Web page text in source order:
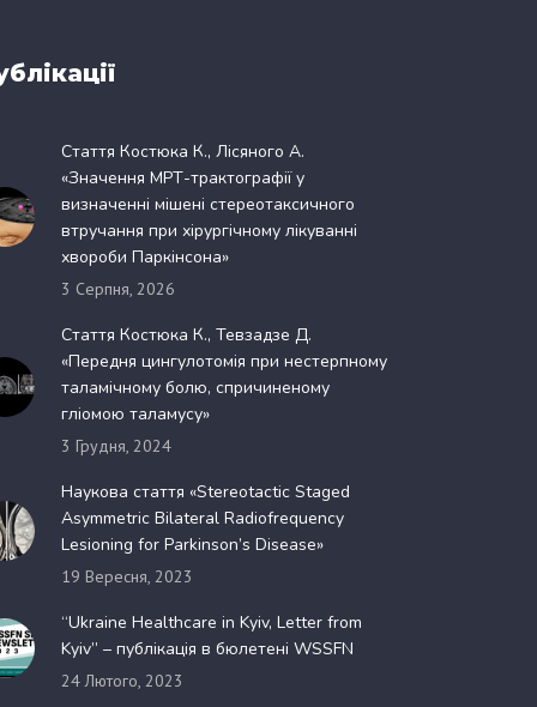
Стаття Костюка К., Лісяного А.
«Значення МРТ-трактографії у
визначенні мішені стереотаксичного
втручання при хірургічному лікуванні
хвороби Паркінсона»
3 Серпня, 2026
Стаття Костюка К., Тевзадзе Д.
«Передня цингулотомія при нестерпному
таламічному болю, спричиненому
гліомою таламусу»
3 Грудня, 2024
Наукова стаття «Stereotactic Staged
Asymmetric Bilateral Radiofrequency
Lesioning for Parkinson’s Disease»
19 Вересня, 2023
“Ukraine Healthcare in Kyiv, Letter from
Kyiv” – публікація в бюлетені WSSFN
24 Лютого, 2023